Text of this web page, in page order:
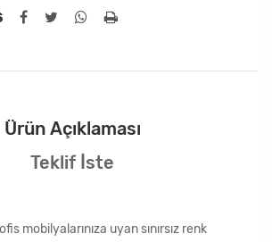
Ürün Açıklaması
Teklif İste
mobilyalarınıza uyan sınırsız renk